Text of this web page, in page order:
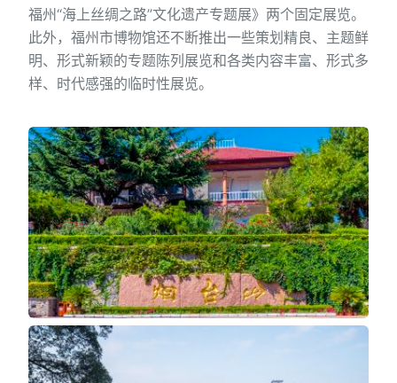
福州“海上丝绸之路”文化遗产专题展》两个固定展览。
此外，福州市博物馆还不断推出一些策划精良、主题鲜
明、形式新颖的专题陈列展览和各类内容丰富、形式多
样、时代感强的临时性展览。